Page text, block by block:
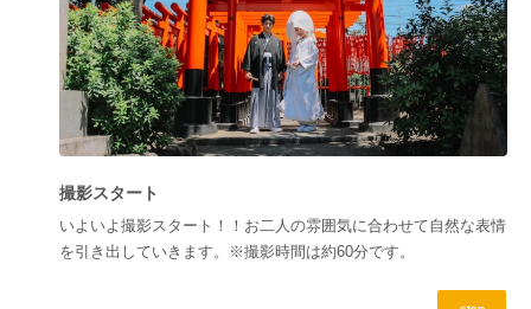
撮影スタート
いよいよ撮影スタート！！お二人の雰囲気に合わせて自然な表情
を引き出していきます。※撮影時間は約60分です。